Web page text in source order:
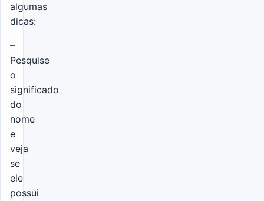
algumas
dicas:
–
Pesquise
o
significado
do
nome
e
veja
se
ele
possui